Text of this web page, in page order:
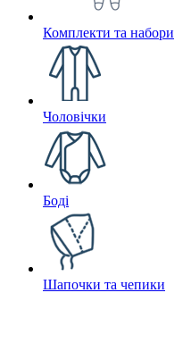
Комплекти та набори
Чоловічки
Боді
Шапочки та чепики